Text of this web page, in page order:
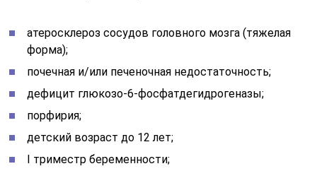
атеросклероз сосудов головного мозга (тяжелая
форма);
почечная и/или печеночная недостаточность;
дефицит глюкозо-6-фосфатдегидрогеназы;
порфирия;
детский возраст до 12 лет;
I триместр беременности;